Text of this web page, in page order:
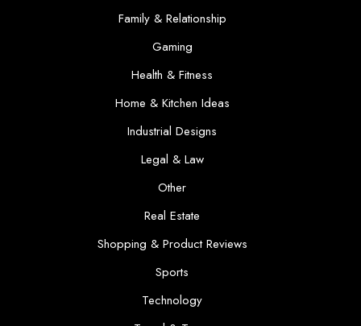
Family & Relationship
Gaming
Health & Fitness
Home & Kitchen Ideas
Industrial Designs
Legal & Law
Other
Real Estate
Shopping & Product Reviews
Sports
Technology